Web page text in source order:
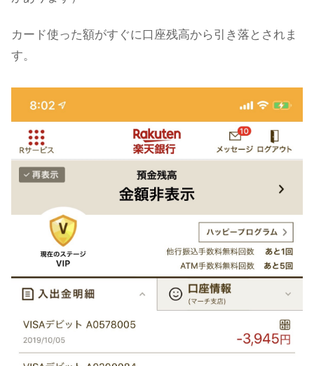
カード使った額がすぐに口座残高から引き落とされま
す。